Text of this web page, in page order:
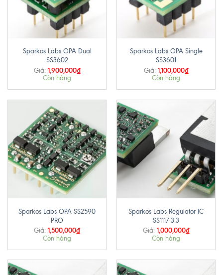
Sparkos Labs OPA Dual
SS3602
Giá: 1,900,000₫
Còn hàng
Sparkos Labs OPA Single
SS3601
Giá: 1,100,000₫
Còn hàng
Sparkos Labs OPA SS2590
PRO
Giá: 1,500,000₫
Còn hàng
Sparkos Labs Regulator IC
SS1117-3.3
Giá: 1,000,000₫
Còn hàng